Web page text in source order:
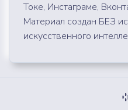
Токе, Инстаграме,
Материал создан БЕЗ
искусственного